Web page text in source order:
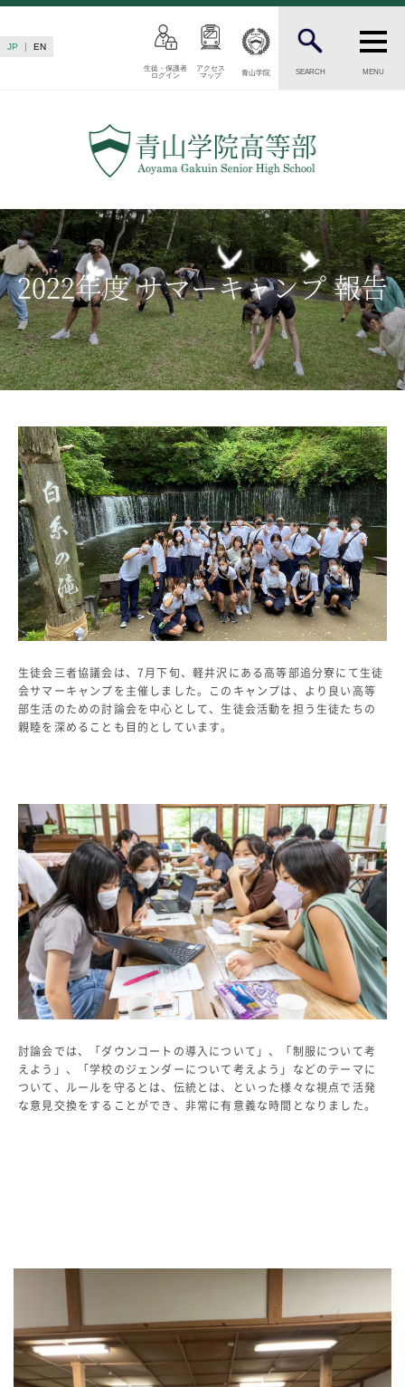
JP EN
生徒・保護者
ログイン
アクセス
マップ
青山学院 SEARCH MENU
高等部の歴史
生徒数・教職員数
一貫校の流れ
卒業後の進路
卒業生からのメッセージ
AOYAMA STYLE
特色ある教育
教科・学習内容
キリスト教教育
国際交流
平和・共生学習
高大連携
SGH活動報告
SCHOOL LIFE
スクールライフ
スクールカレンダー
クラブ・同好会
生徒会活動
施設・設備
生徒自主学習団体
生徒の表彰
いじめ防止対策
ADMISSION
入試・入学案内
入試日程・出願資格
入試要項・出願書類
学校説明会
公開行事の紹介
入試結果
入学試験問題
海外に住む中学生の方へ
総合案内
ニュース・トピックス一覧
お問い合わせ
キャンパスマップ
2022年度 サマーキャンプ 報告
生徒会三者協議会は、7月下旬、軽井沢にある高等部追分寮にて生徒
会サマーキャンプを主催しました。このキャンプは、より良い高等
部生活のための討論会を中心として、生徒会活動を担う生徒たちの
親睦を深めることも目的としています。
討論会では、「ダウンコートの導入について」、「制服について考
えよう」、「学校のジェンダーについて考えよう」などのテーマに
ついて、ルールを守るとは、伝統とは、といった様々な視点で活発
な意見交換をすることができ、非常に有意義な時間となりました。